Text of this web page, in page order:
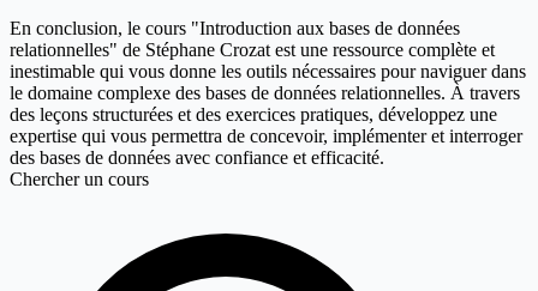
En conclusion, le cours "Introduction aux bases de données
relationnelles" de Stéphane Crozat est une ressource complète et
inestimable qui vous donne les outils nécessaires pour naviguer dans
le domaine complexe des bases de données relationnelles. À travers
des leçons structurées et des exercices pratiques, développez une
expertise qui vous permettra de concevoir, implémenter et interroger
des bases de données avec confiance et efficacité.
Chercher un cours